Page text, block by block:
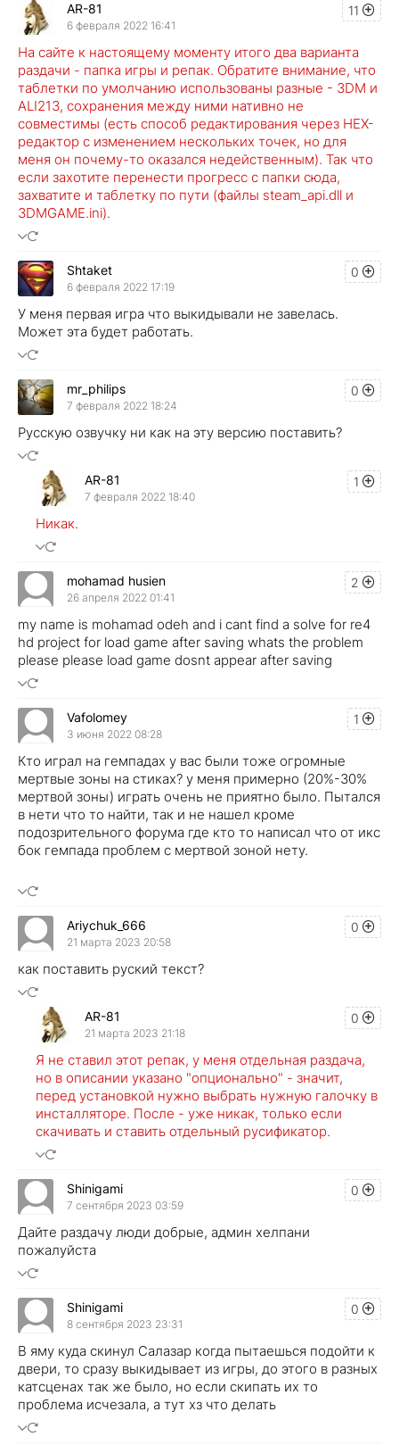
11
AR-81
6 февраля 2022 16:41
На сайте к настоящему моменту итого два варианта
раздачи - папка игры и репак. Обратите внимание, что
таблетки по умолчанию использованы разные - 3DM и
ALI213, сохранения между ними нативно не
совместимы (есть способ редактирования через HEX-
редактор с изменением нескольких точек, но для
меня он почему-то оказался недейственным). Так что
если захотите перенести прогресс с папки сюда,
захватите и таблетку по пути (файлы steam_api.dll и
3DMGAME.ini).
0
Shtaket
6 февраля 2022 17:19
У меня первая игра что выкидывали не завелась.
Может эта будет работать.
0
mr_philips
7 февраля 2022 18:24
Русскую озвучку ни как на эту версию поставить?
1
AR-81
7 февраля 2022 18:40
Никак.
2
mohamad husien
26 апреля 2022 01:41
my name is mohamad odeh and i cant find a solve for re4
hd project for load game after saving whats the problem
please please load game dosnt appear after saving
1
Vafolomey
3 июня 2022 08:28
Кто играл на гемпадах у вас были тоже огромные
мертвые зоны на стиках? у меня примерно (20%-30%
мертвой зоны) играть очень не приятно было. Пытался
в нети что то найти, так и не нашел кроме
подозрительного форума где кто то написал что от икс
бок гемпада проблем с мертвой зоной нету.
0
Ariychuk_666
21 марта 2023 20:58
как поставить руский текст?
0
AR-81
21 марта 2023 21:18
Я не ставил этот репак, у меня отдельная раздача,
но в описании указано "опционально" - значит,
перед установкой нужно выбрать нужную галочку в
инсталляторе. После - уже никак, только если
скачивать и ставить отдельный русификатор.
0
Shinigami
7 сентября 2023 03:59
Дайте раздачу люди добрые, админ хелпани
пожалуйста
0
Shinigami
8 сентября 2023 23:31
В яму куда скинул Салазар когда пытаешься подойти к
двери, то сразу выкидывает из игры, до этого в разных
катсценах так же было, но если скипать их то
проблема исчезала, а тут хз что делать